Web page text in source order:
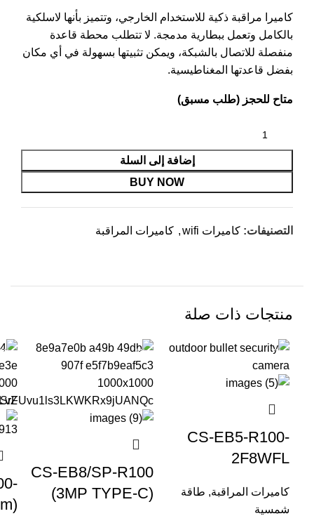
كاميرا مراقبة ذكية للاستخدام الخارجي، وتتميز بأنها لاسلكية
بالكامل وتعمل ببطارية مدمجة. لا تتطلب محطة قاعدة
منفصلة للاتصال بالشبكة، ويمكن تثبيتها بسهولة في أي مكان
بفضل قاعدتها المغناطيسية.
متاح للحجز (طلب مسبق)
إضافة إلى السلة
BUY NOW
التصنيفات: كاميرات wifi , كاميرات المراقبة
منتجات ذات صلة
-7%
CS-EB5-R100-
2F8WFL
كاميرات المراقبة, طاقة
شمسية
-5%
CS-EB8/SP-R100
(3MP TYPE-C)